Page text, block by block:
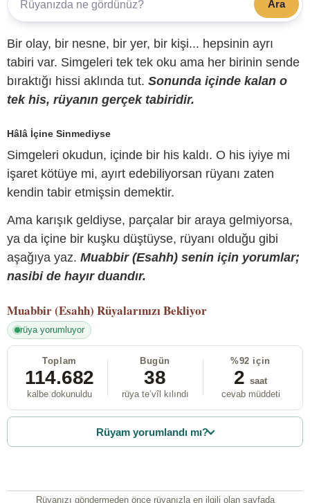
Ara
Bir olay, bir nesne, bir yer, bir kişi... hepsinin ayrı
tabiri var. Simgeleri tek tek oku ama her birinin sende
bıraktığı hissi aklında tut. Sonunda içinde kalan o
tek his, rüyanın gerçek tabiridir.
Hâlâ İçine Sinmediyse
Simgeleri okudun, içinde bir his kaldı. O his iyiye mi
işaret kötüye mi, ayırt edebiliyorsan rüyanı zaten
kendin tabir etmişsin demektir.
Ama karışık geldiyse, parçalar bir araya gelmiyorsa,
ya da içine bir kuşku düştüyse, rüyanı olduğu gibi
aşağıya yaz. Muabbir (Esahh) senin için yorumlar;
nasibi de hayır duandır.
Muabbir (Esahh) Rüyalarınızı Bekliyor
rüya yorumluyor
Toplam
114.682
kalbe dokunuldu
Bugün
38
rüya te’vîl kılındı
%92 için
2 saat
cevab müddeti
Rüyam yorumlandı mı?
Rüyanızı göndermeden önce rüyanızla en ilgili olan sayfada